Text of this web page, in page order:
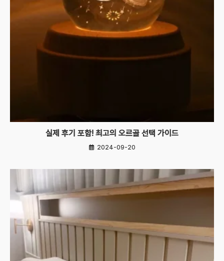
실제 후기 포함! 최고의 오르골 선택 가이드
2024-09-20